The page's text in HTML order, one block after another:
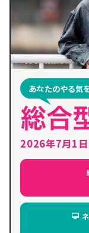
あなたのやる気
2026年7月1日